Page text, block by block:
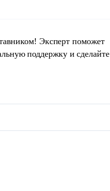
Эксперт поможет
поддержку и сделайте